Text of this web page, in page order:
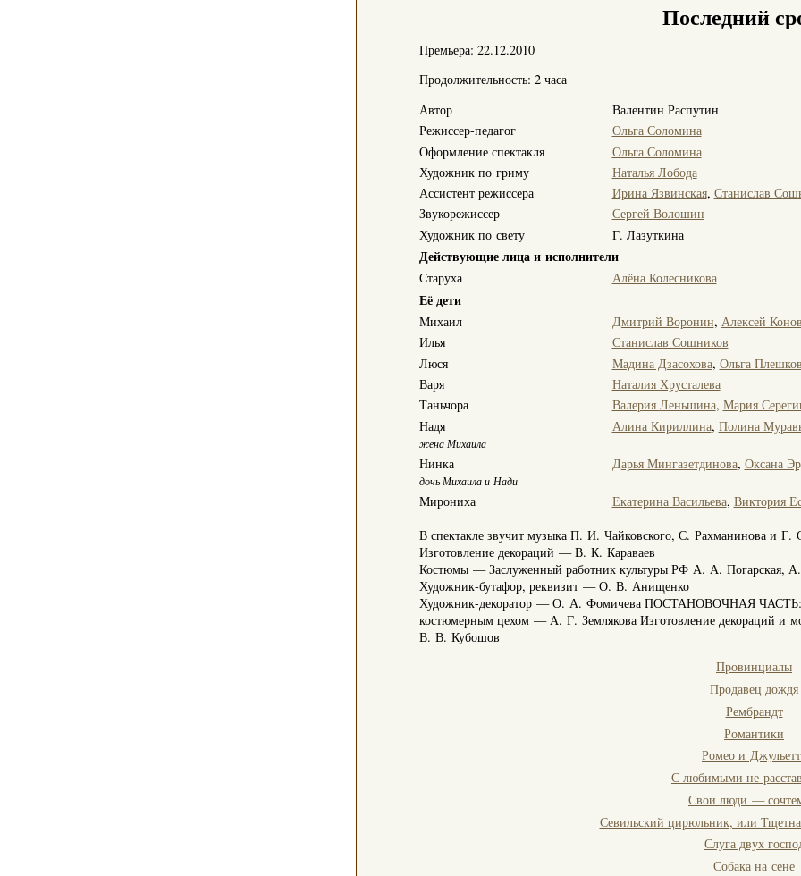
Последний
Премьера: 22.12.2010
Продолжительность: 2 часа
Автор
Валентин Распутин
Режиссер-педагог
Ольга Соломина
Оформление спектакля
Ольга Соломина
Художник по гриму
Наталья Лобода
Ассистент режиссера
Ирина Язвинская, Станислав
Звукорежиссер
Сергей Волошин
Художник по свету
Г. Лазуткина
Действующие лица и исполнители
Старуха Алёна Колесникова
Её дети
Михаил Дмитрий Воронин, Алексей
Илья
Станислав Сошников
Люся
Мадина Дзасохова, Ольга
Варя
Наталия Хрусталева
Таньчора
Валерия Леньшина, Мария
Надя
жена Михаила
Алина Кириллина, Полина
Нинка
дочь Михаила и Нади
Дарья Мингазетдинова, Оксана
Мирониха Екатерина Васильева, Виктория
В спектакле звучит музыка П. И. Чайковского, С. Рахманинова и Г.
Изготовление декораций — В. К. Караваев
Костюмы — Заслуженный работник культуры РФ А. А. Погарская,
Художник-бутафор, реквизит — О. В. Анищенко
Художник-декоратор — О. А. Фомичева ПОСТАНОВОЧНАЯ ЧАСТЬ:
костюмерным цехом — А. Г. Землякова Изготовление декораций
В. В. Кубошов
Провинциалы
Продавец дождя
Рембрандт
Романтики
Ромео и
С любимыми не
Свои люди —
Севильский цирюльник, или
Слуга двух
Собака на сене